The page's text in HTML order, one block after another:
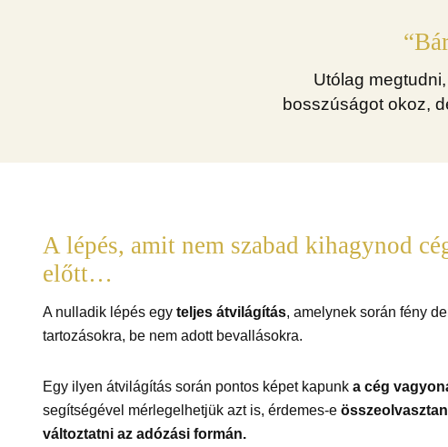
Utólag
bosszúságot okoz,
A lépés, amit nem szabad kihagynod
előtt…
A nulladik lépés egy teljes átvilágítás, amelynek során fény
tartozásokra, be nem adott bevallásokra.
Egy ilyen átvilágítás során pontos képet kapunk a cég
segítségével mérlegelhetjük azt is, érdemes-e
változtatni az adózási formán.